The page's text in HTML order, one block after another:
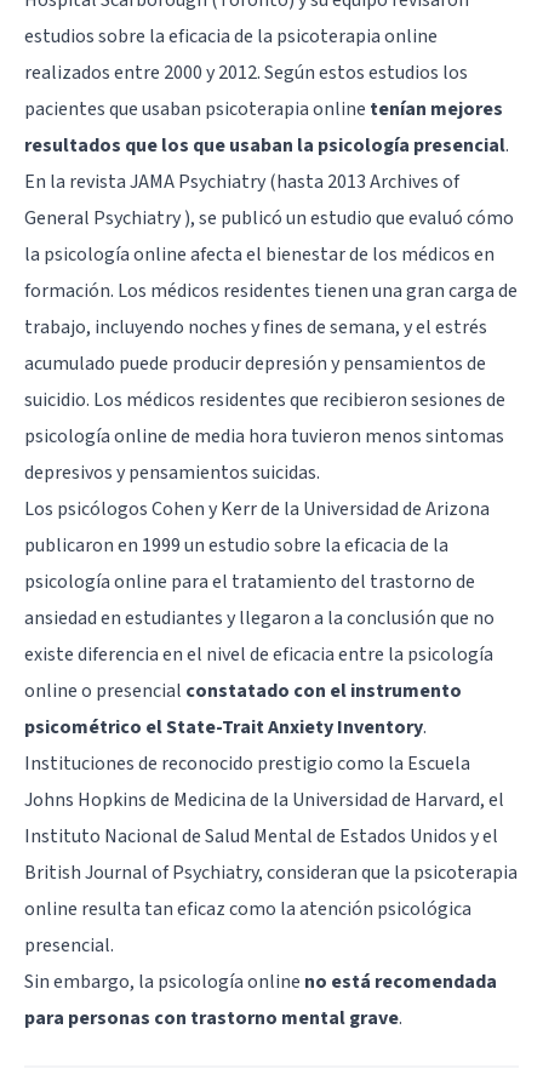
estudios sobre la eficacia de la psicoterapia online
realizados entre 2000 y 2012. Según estos estudios los
pacientes que usaban psicoterapia online tenían mejores
resultados que los que usaban la psicología presencial.
En la revista JAMA Psychiatry (hasta 2013 Archives of
General Psychiatry ), se publicó un estudio que evaluó cómo
la psicología online afecta el bienestar de los médicos en
formación. Los médicos residentes tienen una gran carga de
trabajo, incluyendo noches y fines de semana, y el estrés
acumulado puede producir depresión ypensamientos de
suicidio. Los médicos residentes que recibieron sesiones de
psicología online de media hora tuvieron menos sintomas
depresivos y pensamientos suicidas.
Los psicólogos Cohen y Kerr de la Universidad de Arizona
publicaron en 1999 un estudio sobre la eficacia de la
psicología online para el tratamiento del trastorno de
ansiedad en estudiantes y llegaron a la conclusión que no
existe diferencia en el nivel de eficacia entre la psicología
online o presencial constatado con el instrumento
psicométrico el State-Trait Anxiety Inventory.
Instituciones de reconocido prestigio como la Escuela
Johns Hopkins de Medicina de la Universidad de Harvard, el
Instituto Nacional de Salud Mental de Estados Unidos y el
British Journal of Psychiatry, consideran que la psicoterapia
online resulta tan eficaz como la atención psicológica
presencial.
Sin embargo, la psicología online no está recomendada
para personas con trastorno mental grave.